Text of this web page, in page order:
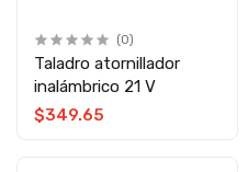
(0)
Taladro atornillador
inalámbrico 21 V
$349.65